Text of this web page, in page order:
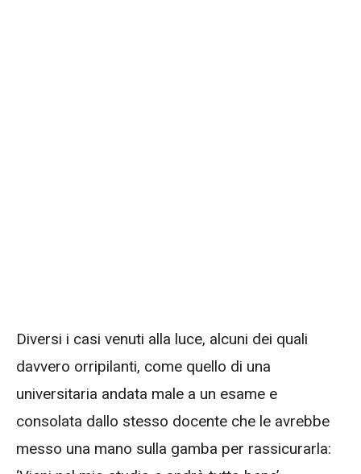
Diversi i casi venuti alla luce, alcuni dei quali
davvero orripilanti, come quello di una
universitaria andata male a un esame e
consolata dallo stesso docente che le avrebbe
messo una mano sulla gamba per rassicurarla: